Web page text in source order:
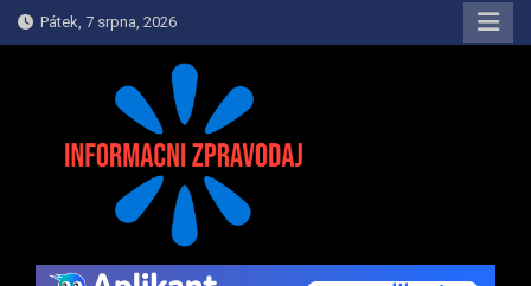
Skip
to
Pátek, 7 srpna, 2026
INFORMAČNÍ-ZPRAVODAJ.CZ
Informace a zpravodajství on-line